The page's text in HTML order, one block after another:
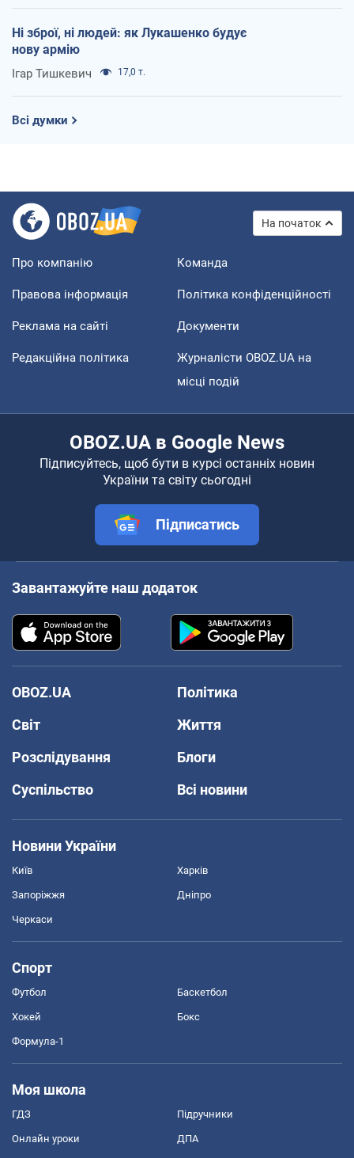
Ні зброї, ні людей: як Лукашенко будує
нову армію
Ігар Тишкевич 17,0 т.
Всі думки
На початок
Про компанію Команда
Правова інформація Політика конфіденційності
Реклама на сайті Документи
Редакційна політика
Журналісти OBOZ.UA на
місці подій
OBOZ.UA в Google News
Підписуйтесь, щоб бути в курсі останніх новин
України та світу сьогодні
Підписатись
Завантажуйте наш додаток
OBOZ.UA
Політика
Світ
Життя
Розслідування
Блоги
Суспільство
Всі новини
Новини України
Київ Харків
Запоріжжя Дніпро
Черкаси
Спорт
Футбол Баскетбол
Хокей Бокс
Формула-1
Моя школа
ГДЗ Підручники
Онлайн уроки ДПА